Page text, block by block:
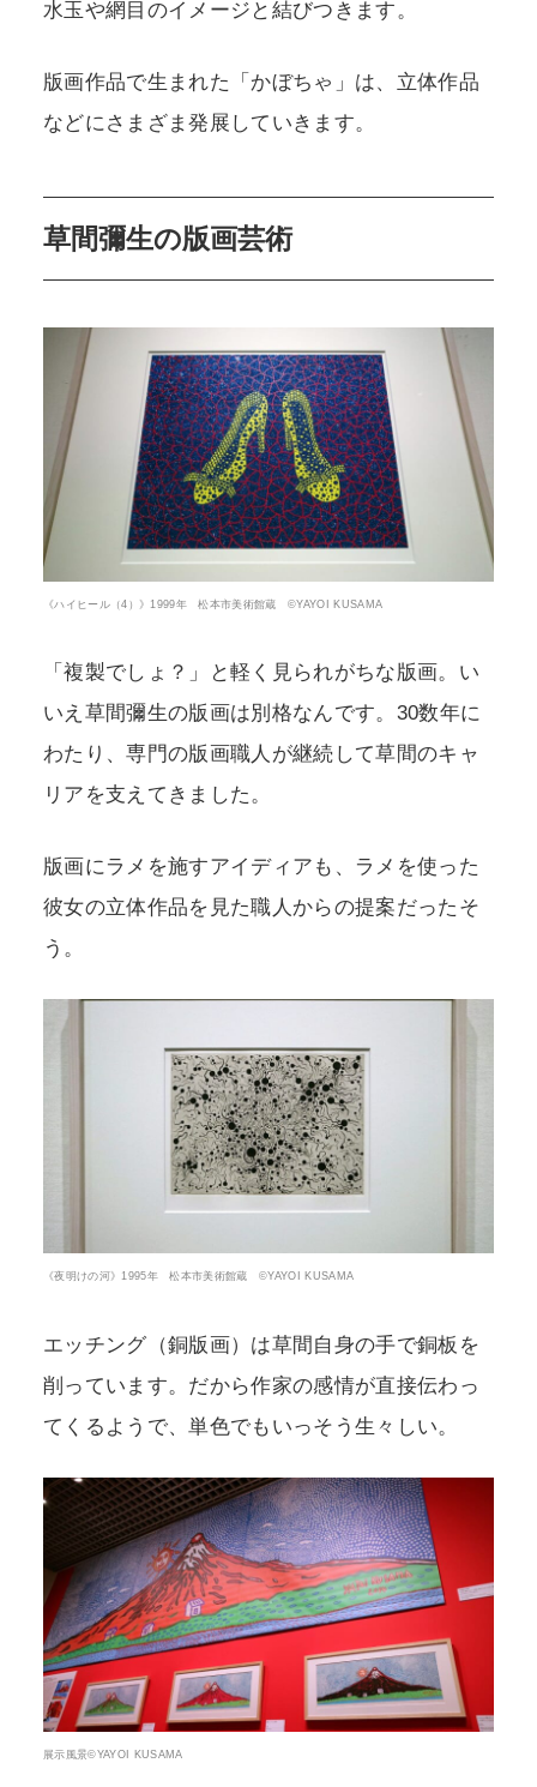
水玉や網目のイメージと結びつきます。
版画作品で生まれた「かぼちゃ」は、立体作品
などにさまざま発展していきます。
草間彌生の版画芸術
《ハイヒール（4）》1999年 松本市美術館蔵 ©YAYOI KUSAMA
「複製でしょ？」と軽く見られがちな版画。い
いえ草間彌生の版画は別格なんです。30数年に
わたり、専門の版画職人が継続して草間のキャ
リアを支えてきました。
版画にラメを施すアイディアも、ラメを使った
彼女の立体作品を見た職人からの提案だったそ
う。
《夜明けの河》1995年 松本市美術館蔵 ©YAYOI KUSAMA
エッチング（銅版画）は草間自身の手で銅板を
削っています。だから作家の感情が直接伝わっ
てくるようで、単色でもいっそう生々しい。
展示風景©YAYOI KUSAMA